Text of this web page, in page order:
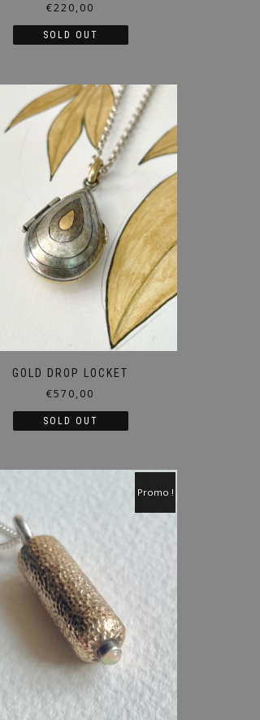
€220,00
SOLD OUT
GOLD DROP LOCKET
€570,00
SOLD OUT
Promo !